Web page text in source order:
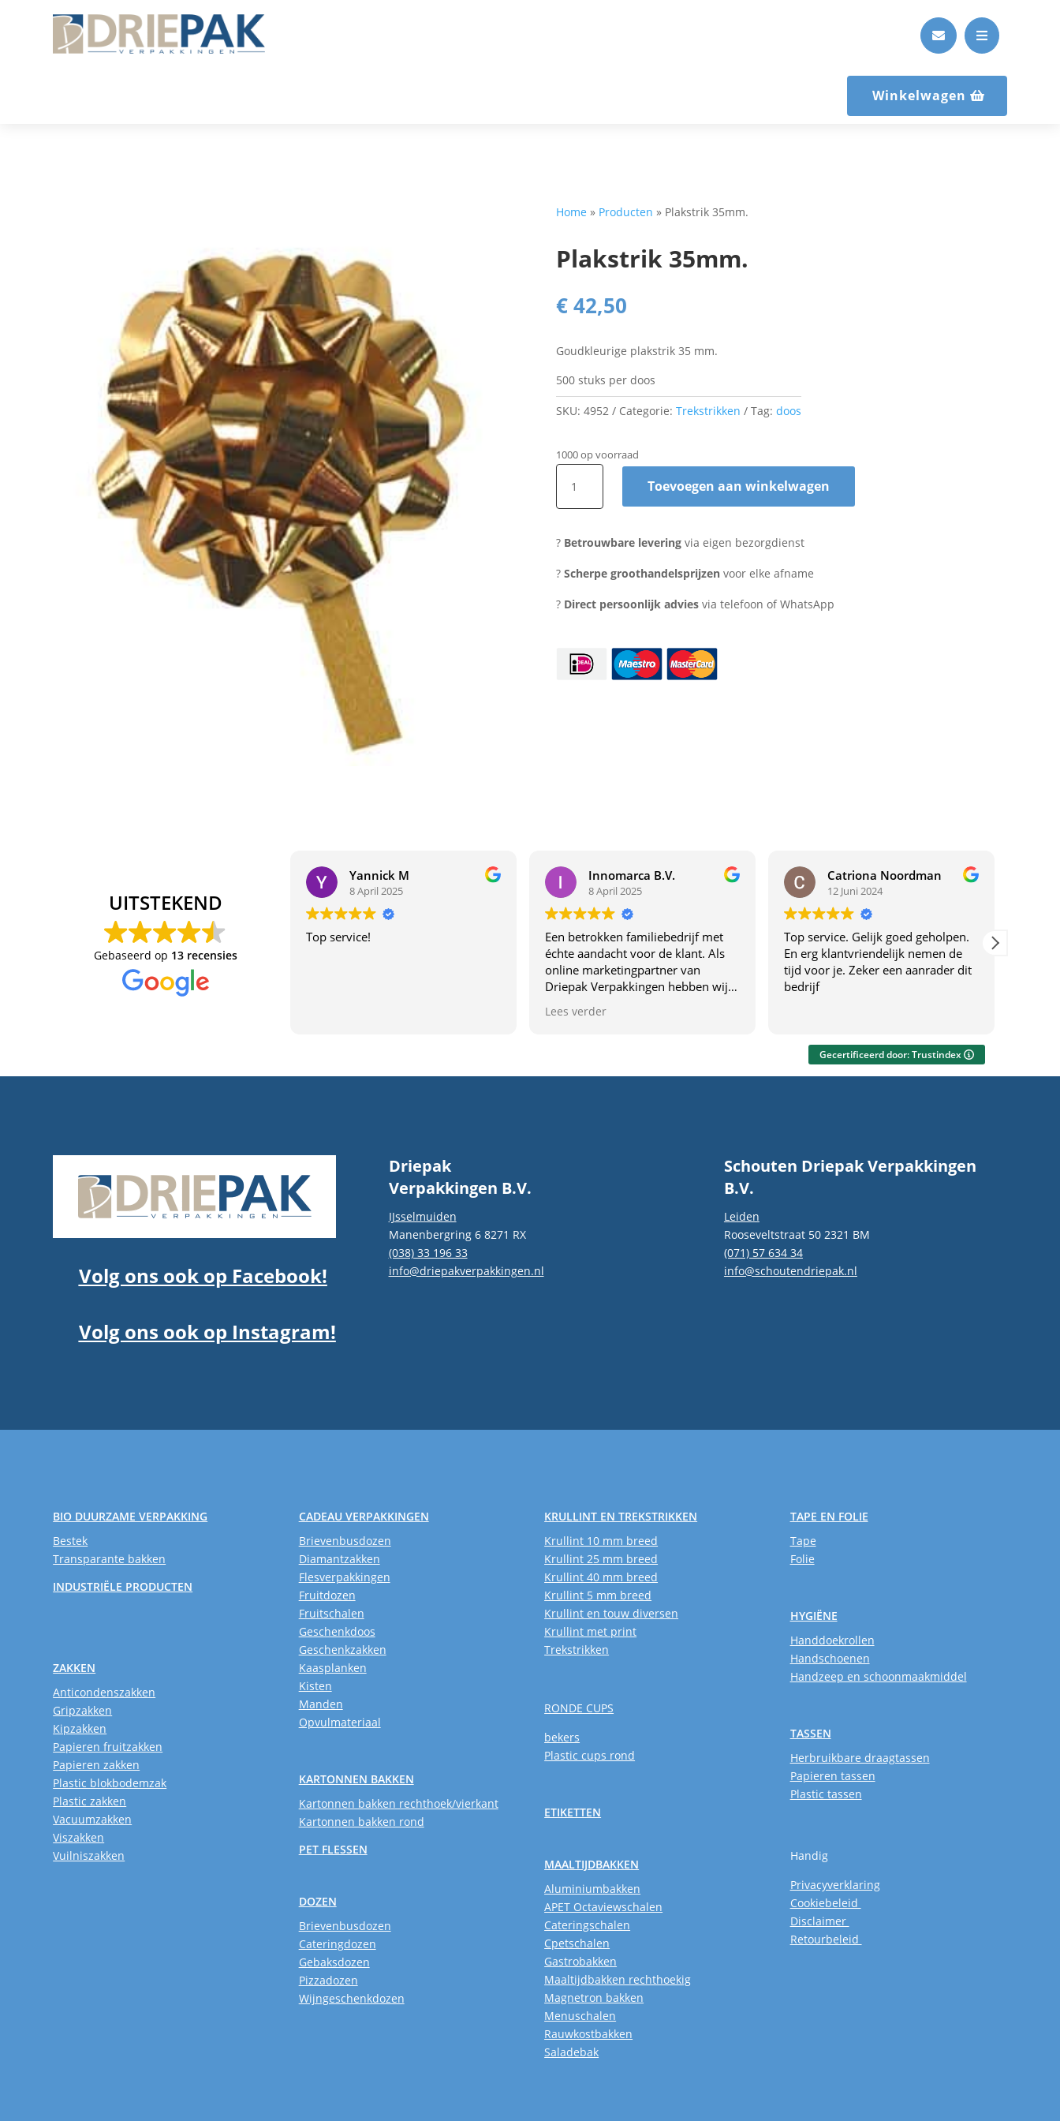
 
Winkelwagen
Home » Producten » Plakstrik 35mm.
Plakstrik 35mm.
€42,50
Goudkleurige plakstrik 35 mm.
500 stuks per doos
SKU:4952 Categorie:Trekstrikken Tag:doos
1000 op voorraad
35mm.
aantal
Toevoegen aan winkelwagen
? Betrouwbare levering via eigen bezorgdienst
?Scherpe groothandelsprijzen voor elke afname
? Direct persoonlijk advies via telefoon of WhatsApp
UITSTEKEND
Gebaseerd op 13 recensies
Yannick M
8 April 2025
Top service!
Innomarca B.V.
8 April 2025
Een betrokken familiebedrijf met
échte aandacht voor de klant. Als
online marketingpartner van
Driepak Verpakkingen hebben wij
van dichtbij ervaren wat dit bedrijf
uniek maakt. Dit familiebedrijf
Lees verder
Catriona Noordman
12 Juni 2024
Top service. Gelijk goed geholpen.
En erg klantvriendelijk nemen de
tijd voor je. Zeker een aanrader dit
bedrijf
Gecertificeerd door: Trustindex
Volg ons ook op Facebook!
Volg ons ook op Instagram!
Driepak
Verpakkingen B.V.
IJsselmuiden
Manenbergring 6 8271 RX
(038) 33 196 33
info@driepakverpakkingen.nl
Schouten Driepak Verpakkingen
B.V.
Leiden
Rooseveltstraat 50 2321 BM
(071) 57 634 34
info@schoutendriepak.nl
BIO DUURZAME VERPAKKING
Bestek
Transparante bakken
INDUSTRIËLE PRODUCTEN
ZAKKEN
Anticondenszakken
Gripzakken
Kipzakken
Papieren fruitzakken
Papieren zakken
Plastic blokbodemzak
Plastic zakken
Vacuumzakken
Viszakken
Vuilniszakken
CADEAU VERPAKKINGEN
Brievenbusdozen
Diamantzakken
Flesverpakkingen
Fruitdozen
Fruitschalen
Geschenkdoos
Geschenkzakken
Kaasplanken
Kisten
Manden
Opvulmateriaal
KARTONNEN BAKKEN
Kartonnen bakken rechthoek/vierkant
Kartonnen bakken rond
PET FLESSEN
DOZEN
Brievenbusdozen
Cateringdozen
Gebaksdozen
Pizzadozen
Wijngeschenkdozen
KRULLINT EN TREKSTRIKKEN
Krullint 10 mm breed
Krullint 25 mm breed
Krullint 40 mm breed
Krullint 5 mm breed
Krullint en touw diversen
Krullint met print
Trekstrikken
RONDE CUPS
bekers
Plastic cups rond
ETIKETTEN
MAALTIJDBAKKEN
Aluminiumbakken
APET Octaviewschalen
Cateringschalen
Cpetschalen
Gastrobakken
Maaltijdbakken rechthoekig
Magnetron bakken
Menuschalen
Rauwkostbakken
Saladebak
TAPE EN FOLIE
Tape
Folie
HYGIËNE
Handdoekrollen
Handschoenen
Handzeep en schoonmaakmiddel
TASSEN
Herbruikbare draagtassen
Papieren tassen
Plastic tassen
Handig
Privacyverklaring
Cookiebeleid
Disclaimer
Retourbeleid